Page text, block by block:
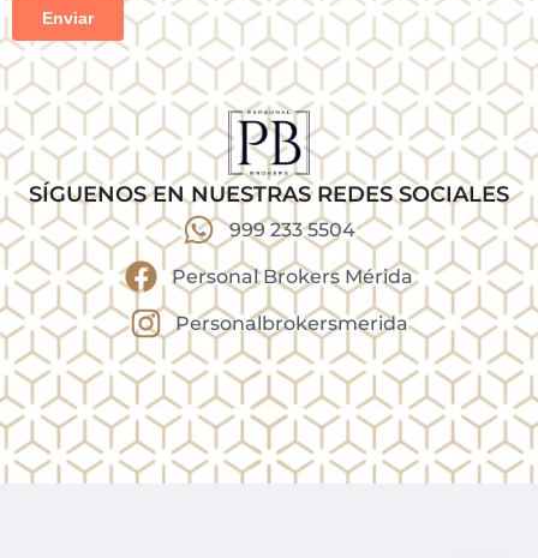
SÍGUENOS EN NUESTRAS REDES SOCIALES
999 233 5504
Personal Brokers Mérida
Personalbrokersmerida